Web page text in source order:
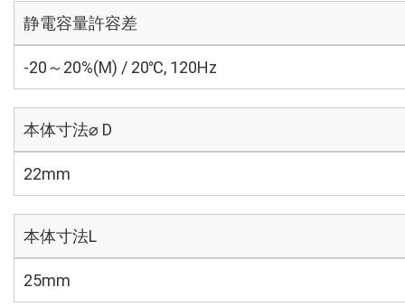
静電容量許容差
-20～20%(M) / 20℃, 120Hz
本体寸法⌀ D
22mm
本体寸法L
25mm